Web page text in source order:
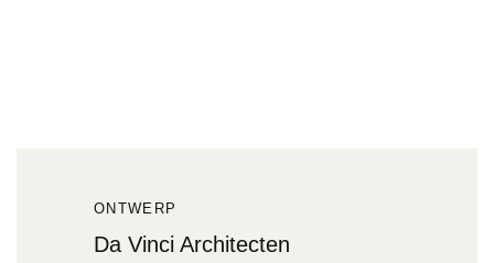
ONTWERP
Da Vinci Architecten